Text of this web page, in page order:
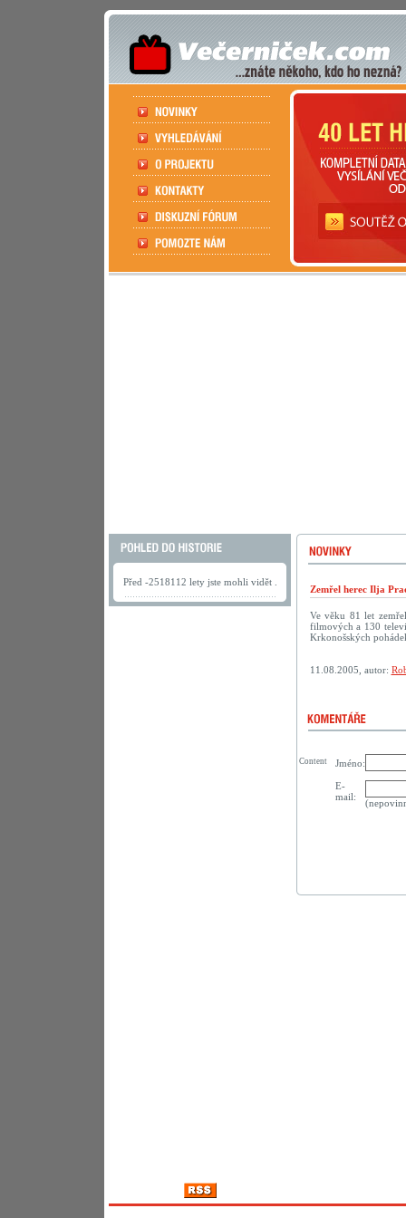
Před -2518112 lety jste mohli vidět .
Zemřel herec Ilja
Ve věku 81 let
filmových a 130
Krkonošských
11.08.2005, autor:
Jméno:
E-
mail:
Content